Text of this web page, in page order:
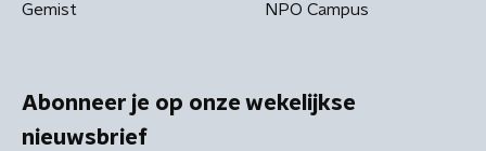
Gemist NPO Campus
Abonneer je op onze wekelijkse
nieuwsbrief